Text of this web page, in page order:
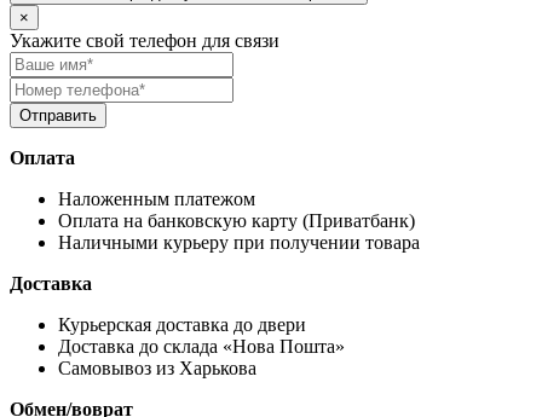
×
Укажите свой телефон для связи
Оплата
Наложенным платежом
Оплата на банковскую карту (Приватбанк)
Наличными курьеру при получении товара
Доставка
Курьерская доставка до двери
Доставка до склада «Нова Пошта»
Самовывоз из Харькова
Обмен/воврат